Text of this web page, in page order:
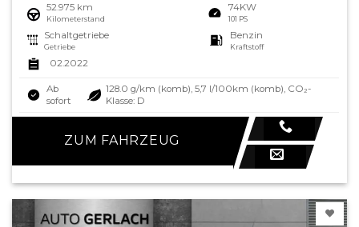
52.975 km
Kilometerstand
74KW
101 PS
Schaltgetriebe
Getriebe
Benzin
Kraftstoff
02.2022
Ab
sofort
128.0 g/km (komb), 5,7 l/100km (komb), CO₂-
Klasse: D
ZUM FAHRZEUG